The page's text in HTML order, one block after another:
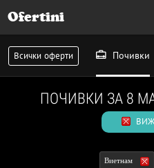
Ofertini
Всички оферти Почивки
ПОЧИВКИ ЗА 8
Виетнам